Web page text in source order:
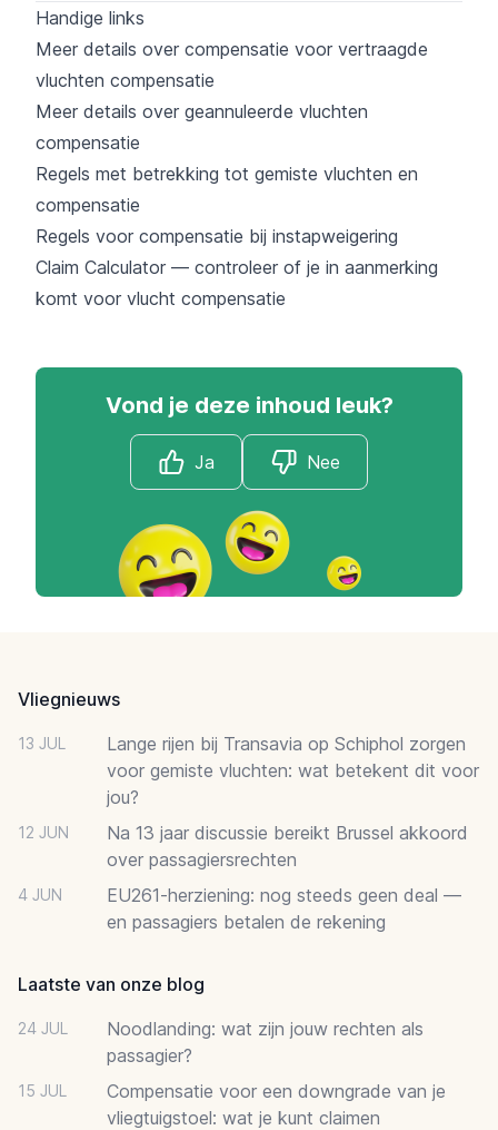
Handige links
Meer details over compensatie voor vertraagde
vluchten compensatie
Meer details over geannuleerde vluchten
compensatie
Regels met betrekking tot gemiste vluchten en
compensatie
Regels voor compensatie bij instapweigering
Claim Calculator — controleer of je in aanmerking
komt voor vlucht compensatie
Vond je deze inhoud leuk?
Ja Nee
Vliegnieuws
13 JUL
Lange rijen bij Transavia op Schiphol zorgen
voor gemiste vluchten: wat betekent dit voor
jou?
12 JUN
Na 13 jaar discussie bereikt Brussel akkoord
over passagiersrechten
4 JUN
EU261-herziening: nog steeds geen deal —
en passagiers betalen de rekening
Laatste van onze blog
24 JUL
Noodlanding: wat zijn jouw rechten als
passagier?
15 JUL
Compensatie voor een downgrade van je
vliegtuigstoel: wat je kunt claimen